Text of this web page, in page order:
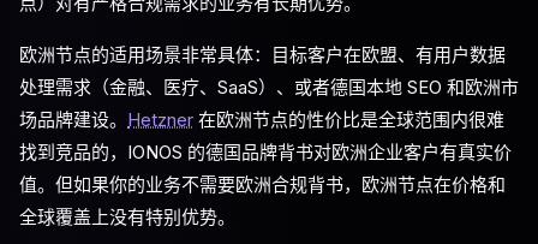
欧洲节点的适用场景非常具体：目标客户在欧盟、有用户数据
处理需求（金融、医疗、SaaS）、或者德国本地 SEO 和欧洲市
场品牌建设。 Hetzner 在欧洲节点的性价比是全球范围内很难
找到竞品的，IONOS 的德国品牌背书对欧洲企业客户有真实价
值。但如果你的业务不需要欧洲合规背书，欧洲节点在价格和
全球覆盖上没有特别优势。